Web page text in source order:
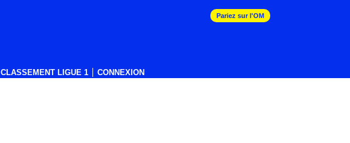
CLASSEMENT LIGUE 1 CONNEXION
Pariez sur l'OM